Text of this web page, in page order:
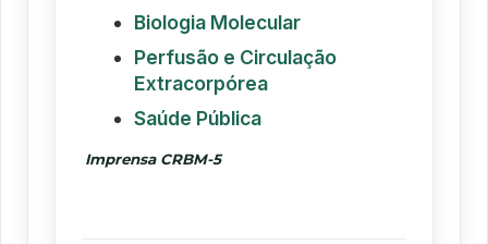
Biologia Molecular
Perfusão e Circulação
Extracorpórea
Saúde Pública
Imprensa CRBM-5